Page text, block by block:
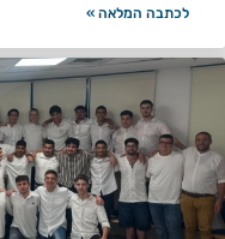
לכתבה המלאה »